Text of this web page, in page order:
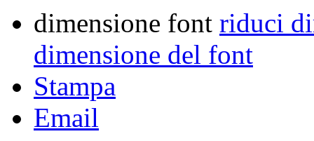
dimensione font riduci
dimensione del font
Stampa
Email